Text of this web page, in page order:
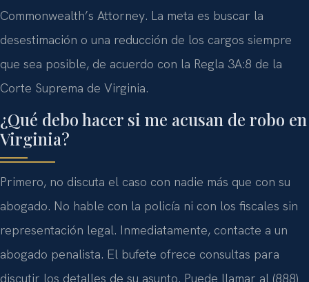
Commonwealth’s Attorney. La meta es buscar la
desestimación o una reducción de los cargos siempre
que sea posible, de acuerdo con la Regla 3A:8 de la
Corte Suprema de Virginia.
¿Qué debo hacer si me acusan de robo en
Virginia?
Primero, no discuta el caso con nadie más que con su
abogado. No hable con la policía ni con los fiscales sin
representación legal. Inmediatamente, contacte a un
abogado penalista. El bufete ofrece consultas para
discutir los detalles de su asunto. Puede llamar al (888)